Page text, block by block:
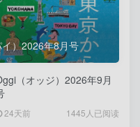
）2026年8月号
（オッジ）2026年9月
24天前 1445人已阅读